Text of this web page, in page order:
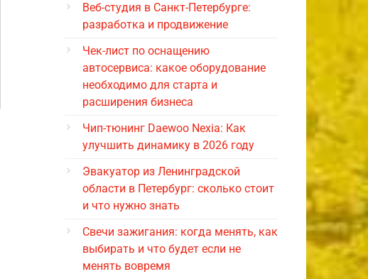
Веб-студия в Санкт-Петербурге:
разработка и продвижение
Чек-лист по оснащению
автосервиса: какое оборудование
необходимо для старта и
расширения бизнеса
Чип-тюнинг Daewoo Nexia: Как
улучшить динамику в 2026 году
Эвакуатор из Ленинградской
области в Петербург: сколько стоит
и что нужно знать
Свечи зажигания: когда менять, как
выбирать и что будет если не
менять вовремя